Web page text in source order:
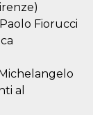
Fiorucci
al
Se utiliza en
sitios creados
con Wordpress.
cookies